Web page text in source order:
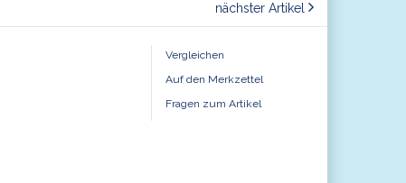
nächster Artikel
Vergleichen
Auf den Merkzettel
Fragen zum Artikel